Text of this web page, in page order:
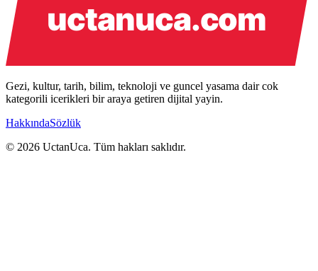
Gezi, kultur, tarih, bilim, teknoloji ve guncel yasama dair cok
kategorili icerikleri bir araya getiren dijital yayin.
HakkındaSözlük
© 2026 UctanUca. Tüm hakları saklıdır.